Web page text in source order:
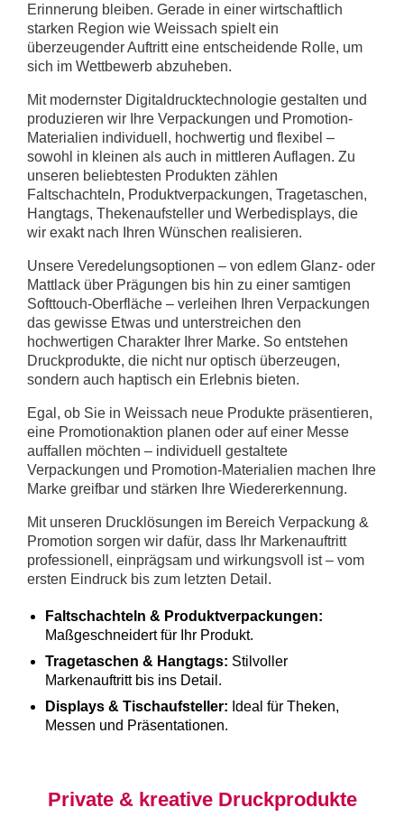
Erinnerung bleiben. Gerade in einer wirtschaftlich
starken Region wie Weissach spielt ein
überzeugender Auftritt eine entscheidende Rolle, um
sich im Wettbewerb abzuheben.
Mit modernster Digitaldrucktechnologie gestalten und
produzieren wir Ihre Verpackungen und Promotion-
Materialien individuell, hochwertig und flexibel –
sowohl in kleinen als auch in mittleren Auflagen. Zu
unseren beliebtesten Produkten zählen
Faltschachteln, Produktverpackungen, Tragetaschen,
Hangtags, Thekenaufsteller und Werbedisplays, die
wir exakt nach Ihren Wünschen realisieren.
Unsere Veredelungsoptionen – von edlem Glanz- oder
Mattlack über Prägungen bis hin zu einer samtigen
Softtouch-Oberfläche – verleihen Ihren Verpackungen
das gewisse Etwas und unterstreichen den
hochwertigen Charakter Ihrer Marke. So entstehen
Druckprodukte, die nicht nur optisch überzeugen,
sondern auch haptisch ein Erlebnis bieten.
Egal, ob Sie in Weissach neue Produkte präsentieren,
eine Promotionaktion planen oder auf einer Messe
auffallen möchten – individuell gestaltete
Verpackungen und Promotion-Materialien machen Ihre
Marke greifbar und stärken Ihre Wiedererkennung.
Mit unseren Drucklösungen im Bereich Verpackung &
Promotion sorgen wir dafür, dass Ihr Markenauftritt
professionell, einprägsam und wirkungsvoll ist – vom
ersten Eindruck bis zum letzten Detail.
Faltschachteln & Produktverpackungen:
Maßgeschneidert für Ihr Produkt.
Tragetaschen & Hangtags: Stilvoller
Markenauftritt bis ins Detail.
Displays & Tischaufsteller: Ideal für Theken,
Messen und Präsentationen.
Private & kreative Druckprodukte